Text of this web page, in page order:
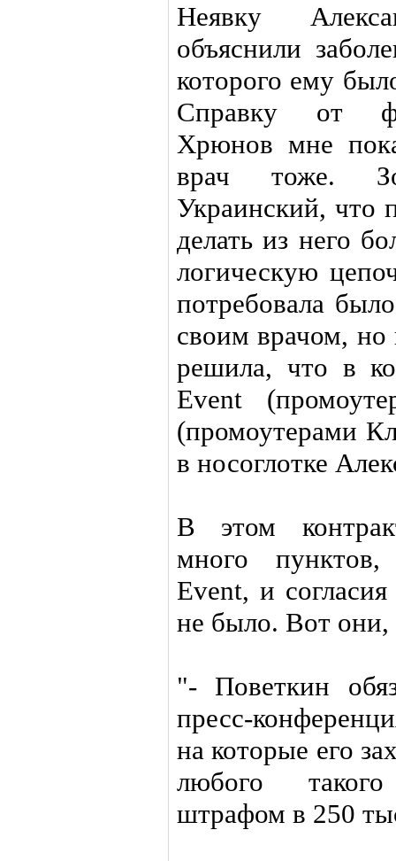
Неявку
объяснили
которого ему
Справку от
Хрюнов мне
врач тоже.
Украинский, что
делать из него
логическую
потребовала
своим врачом,
решила, что в
Event
(промоутерами
в носоглотке
В этом
много пунктов,
Event, и
не было. Вот они,
"- Поветкин
пресс-
на которые его
любого
штрафом в 250